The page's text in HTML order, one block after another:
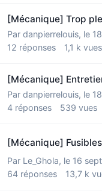
[Mécanique] Trop
Par danpierrelouis, le
12 réponses 1,1 k vues
[Mécanique]
Par danpierrelouis, le
4 réponses 539 vues
[Mécanique] Fusibles
Par Le_Ghola, le 16
64 réponses 13,7 k